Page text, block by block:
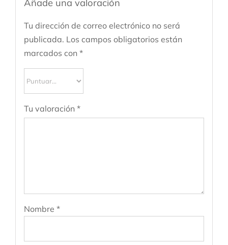
Añade una valoración
Tu dirección de correo electrónico no será
publicada. Los campos obligatorios están
marcados con *
Tu valoración *
Nombre *